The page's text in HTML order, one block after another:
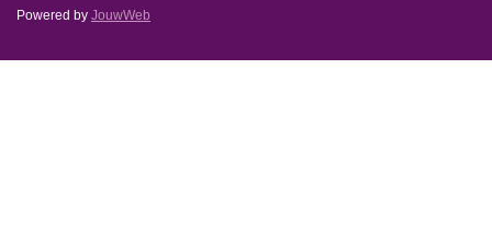
Powered by JouwWeb